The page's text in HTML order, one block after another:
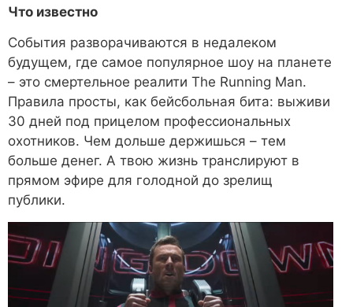
Что известно
События разворачиваются в недалеком
будущем, где самое популярное шоу на планете
– это смертельное реалити The Running Man.
Правила просты, как бейсбольная бита: выживи
30 дней под прицелом профессиональных
охотников. Чем дольше держишься – тем
больше денег. А твою жизнь транслируют в
прямом эфире для голодной до зрелищ
публики.